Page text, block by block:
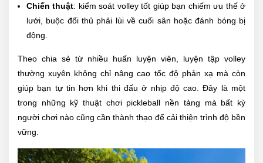
Chiến thuật: kiểm soát volley tốt giúp bạn chiếm ưu thế ở
lưới, buộc đối thủ phải lùi về cuối sân hoặc đánh bóng bị
động.
Theo chia sẻ từ nhiều huấn luyện viên, luyện tập volley
thường xuyên không chỉ nâng cao tốc độ phản xạ mà còn
giúp bạn tự tin hơn khi thi đấu ở nhịp độ cao. Đây là một
trong những kỹ thuật chơi pickleball nền tảng mà bất kỳ
người chơi nào cũng cần thành thạo để cải thiện trình độ bền
vững.